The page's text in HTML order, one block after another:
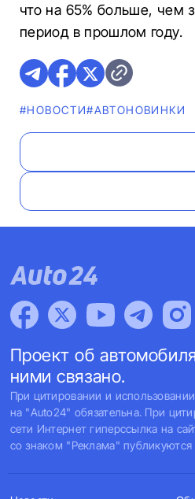
что на 65% больше, чем
период в прошлом году.
#НОВОСТИ#AВТОНОВИНКИ
Проект об
ними связано.
При цитировании и
на "Auto24" обязательна. При
сети Интернет гиперссылка на
со знаком "Реклама"